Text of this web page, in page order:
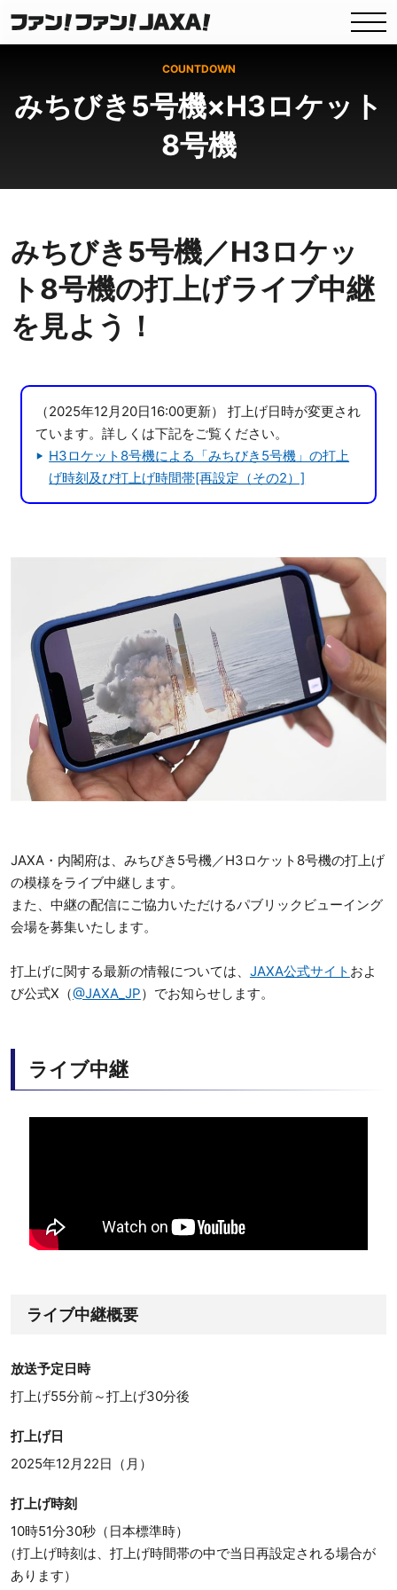
COUNTDOWN
みちびき5号機×H3ロケット
8号機
みちびき5号機／H3ロケッ
ト8号機の打上げライブ中継
を見よう！
（2025年12月20日16:00更新） 打上げ日時が変更され
ています。詳しくは下記をご覧ください。
H3ロケット8号機による「みちびき5号機」の打上
げ時刻及び打上げ時間帯[再設定（その2）]
JAXA・内閣府は、みちびき5号機／H3ロケット8号機の打上げ
の模様をライブ中継します。
また、中継の配信にご協力いただけるパブリックビューイング
会場を募集いたします。
打上げに関する最新の情報については、 JAXA公式サイト およ
び公式X（@JAXA_JP）でお知らせします。
ライブ中継
ライブ中継概要
放送予定日時
打上げ55分前～打上げ30分後
打上げ日
2025年12月22日（月）
打上げ時刻
10時51分30秒（日本標準時）
（打上げ時刻は、打上げ時間帯の中で当日再設定される場合が
あります）